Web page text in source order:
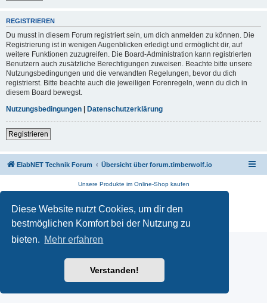
Diese Website nutzt Cookies, um dir den
bestmöglichen Komfort bei der Nutzung zu
bieten. Mehr erfahren
Verstanden!
REGISTRIEREN
Du musst in diesem Forum registriert sein, um dich anmelden zu können. Die
Registrierung ist in wenigen Augenblicken erledigt und ermöglicht dir, auf
weitere Funktionen zuzugreifen. Die Board-Administration kann registrierten
Benutzern auch zusätzliche Berechtigungen zuweisen. Beachte bitte unsere
Nutzungsbedingungen und die verwandten Regelungen, bevor du dich
registrierst. Bitte beachte auch die jeweiligen Forenregeln, wenn du dich in
diesem Board bewegst.
Nutzungsbedingungen | Datenschutzerklärung
Registrieren
ElabNET Technik Forum Übersicht über forum.timberwolf.io
Unsere Produkte im Online-Shop kaufen
Deutsche Übersetzung durch
phpBB.de
Datenschutz | Nutzungsbedingungen